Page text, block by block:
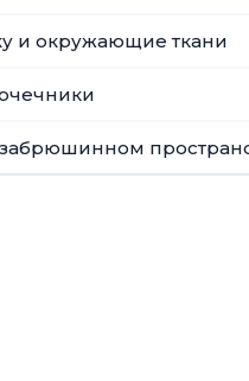
и окружающие ткани